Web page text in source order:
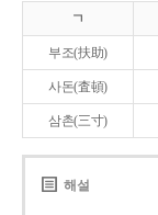
ㄱ
부조(扶助)
사돈(査頓)
삼촌(三寸)
해설